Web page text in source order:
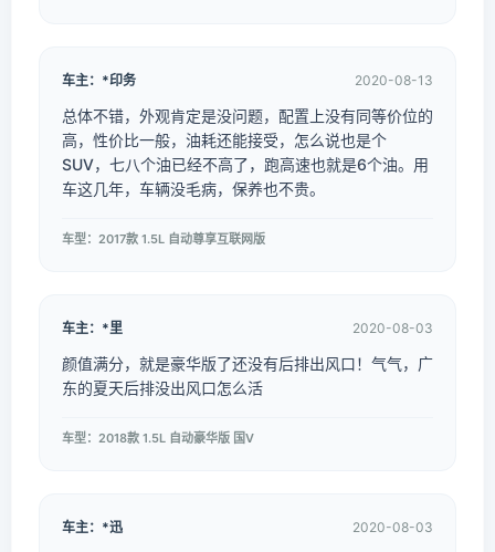
车主：*印务 2020-08-13
总体不错，外观肯定是没问题，配置上没有同等价位的
高，性价比一般，油耗还能接受，怎么说也是个
SUV，七八个油已经不高了，跑高速也就是6个油。用
车这几年，车辆没毛病，保养也不贵。
车型：2017款 1.5L 自动尊享互联网版
车主：*里 2020-08-03
颜值满分，就是豪华版了还没有后排出风口！气气，广
东的夏天后排没出风口怎么活
车型：2018款 1.5L 自动豪华版 国V
车主：*迅 2020-08-03